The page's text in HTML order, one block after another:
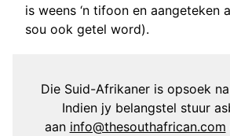
is weens ‘n tifoon en aangeteken
sou ook getel word).
Die Suid-Afrikaner is opsoek
Indien jy belangstel stuur
aan info@thesouthafrican.com